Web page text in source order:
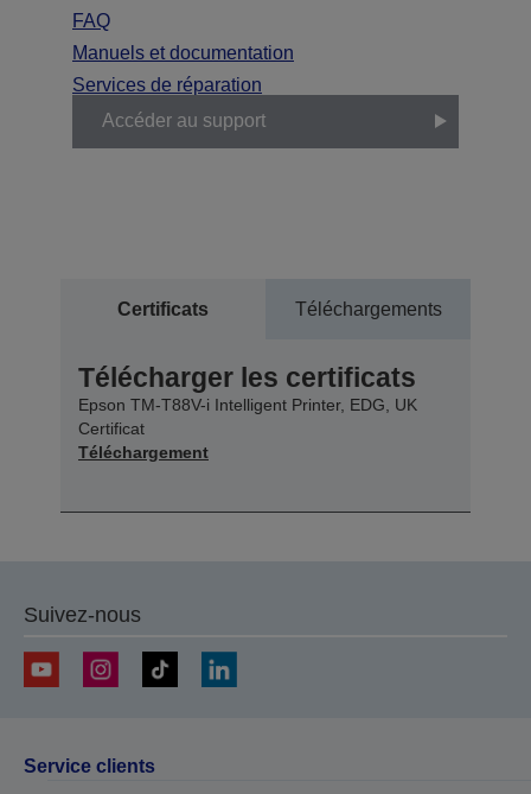
FAQ
Manuels et documentation
Services de réparation
Accéder au support
Certificats Téléchargements
Télécharger les certificats
Epson TM-T88V-i Intelligent Printer, EDG, UK
Certificat
Téléchargement
Suivez-nous
Service clients